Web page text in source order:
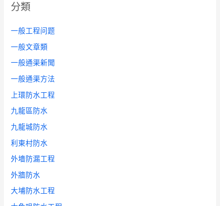
分類
一般工程问题
一般文章類
一般通渠新聞
一般通渠方法
上環防水工程
九龍區防水
九龍城防水
利東村防水
外墻防漏工程
外牆防水
大埔防水工程